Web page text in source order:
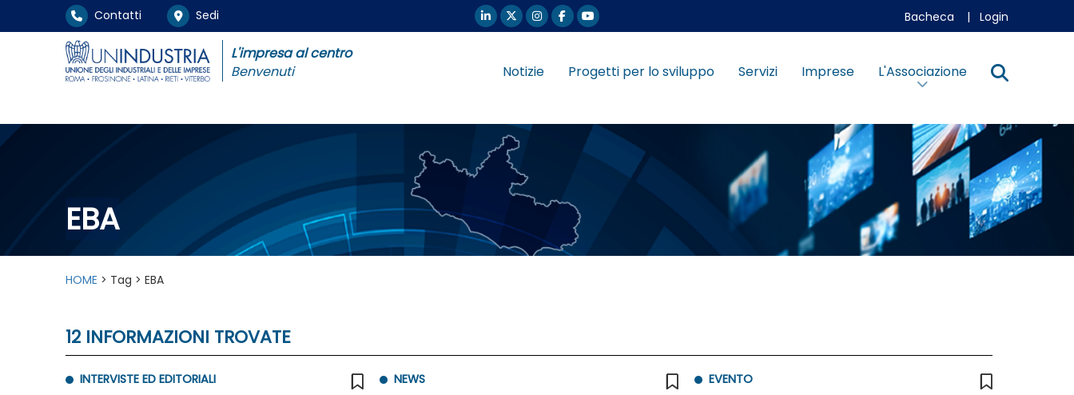
Contatti Sedi Bacheca | Login
L'impresa al centro
Benvenuti
Notizie Progetti per lo sviluppo Servizi Imprese L'Associazione
EBA
HOME > Tag > EBA
12 INFORMAZIONI TROVATE
INTERVISTE ED EDITORIALI NEWS EVENTO